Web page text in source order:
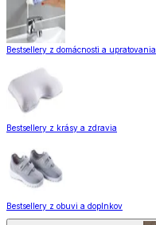
Bestsellery z domácnosti a upratovania
Bestsellery z krásy a zdravia
Bestsellery z obuvi a doplnkov